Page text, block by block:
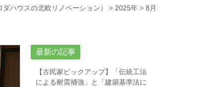
ハウスの北欧リノベーション） > 2025年 > 8月
最新の記事
【古民家ピックアップ】「伝統工法
による耐震補強」と「建築基準法に